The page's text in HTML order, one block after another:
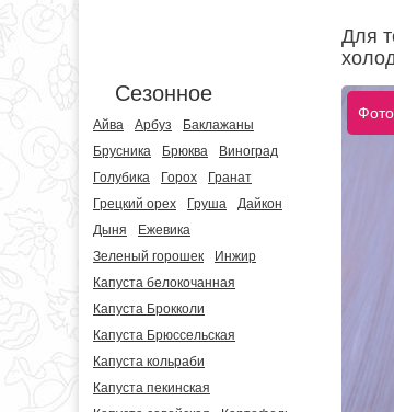
Сезонное
Айва Арбуз
Баклажаны
Брусника
Брюква
Виноград
Голубика
Горох
Гранат
Грецкий орех
Груша
Дайкон
Дыня
Ежевика
Зеленый горошек
Инжир
Капуста белокочанная
Капуста Брокколи
Капуста Брюссельская
Капуста кольраби
Капуста пекинская
Для